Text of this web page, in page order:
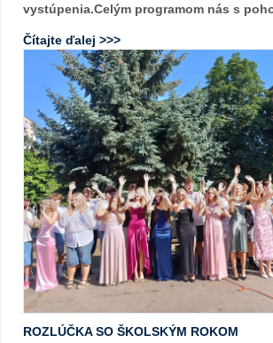
vystúpenia.Celým programom nás s
Čítajte ďalej >>>
ROZLÚČKA SO ŠKOLSKÝM ROKOM